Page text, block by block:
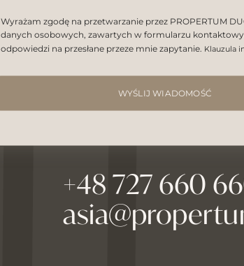
Wyrażam zgodę na przetwarzanie przez PROPERTUM
danych osobowych, zawartych w formularzu
odpowiedzi na przesłane przeze mnie zapytanie. Klauzula
WYŚLIJ WIADOMOŚĆ
+48 727 660